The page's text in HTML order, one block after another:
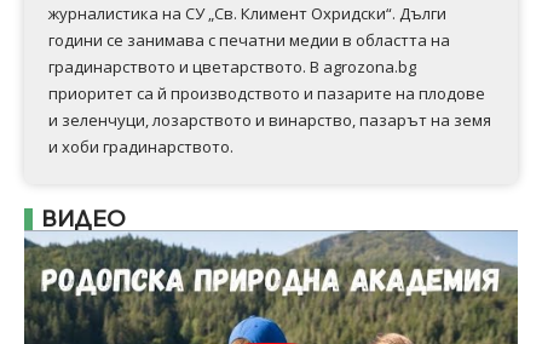
журналистика на СУ „Св. Климент Охридски“. Дълги
години се занимава с печатни медии в областта на
градинарството и цветарството. В agrozona.bg
приоритет са й производството и пазарите на плодове
и зеленчуци, лозарството и винарство, пазарът на земя
и хоби градинарството.
ВИДЕО